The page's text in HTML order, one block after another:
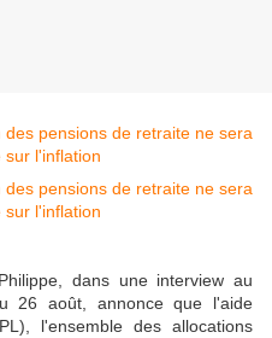
dans une interview au
26 août, annonce que l'aide
l'ensemble des allocations